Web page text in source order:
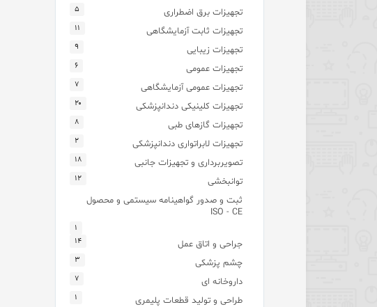
تجهیزات برق اضطراری ۵
تجهیزات ثابت آزمایشگاهی ۱۱
تجهیزات زیبایی ۹
تجهیزات عمومی ۶
تجهیزات عمومی آزمایشگاهی ۷
تجهیزات کلینیکی دندانپزشکی ۲۰
تجهیزات گازهای طبی ۸
تجهیزات لابراتواری دندانپزشکی ۲
تصویربرداری و تجهیزات جانبی ۱۸
توانبخشی ۱۲
ثبت و صدور گواهینامه سیستمی و محصول
ISO - CE
۱
جراحی و اتاق عمل ۱۴
چشم پزشکی ۳
داروخانه ای ۷
طراحی و تولید قطعات پلیمری ۱